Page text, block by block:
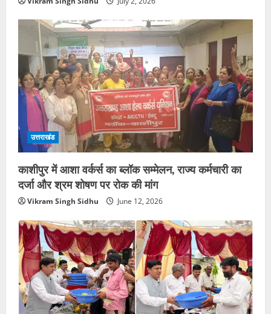
उत्तराखंड
काशीपुर में आशा वर्कर्स का ब्लॉक सम्मेलन, राज्य कर्मचारी का
दर्जा और श्रम शोषण पर रोक की मांग
Vikram Singh Sidhu June 12, 2026